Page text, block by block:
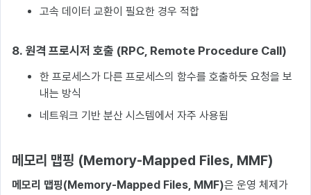
고속 데이터 교환이 필요한 경우 적합
8. 원격 프로시저 호출 (RPC, Remote Procedure Call)
한 프로세스가 다른 프로세스의 함수를 호출하듯 요청을 보
내는 방식
네트워크 기반 분산 시스템에서 자주 사용됨
메모리 맵핑 (Memory-Mapped Files, MMF)
메모리 맵핑(Memory-Mapped Files, MMF)은 운영 체제가